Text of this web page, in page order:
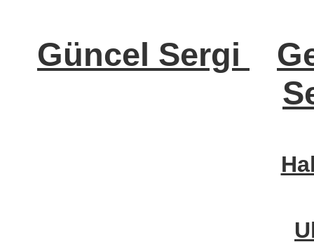
Güncel Sergi